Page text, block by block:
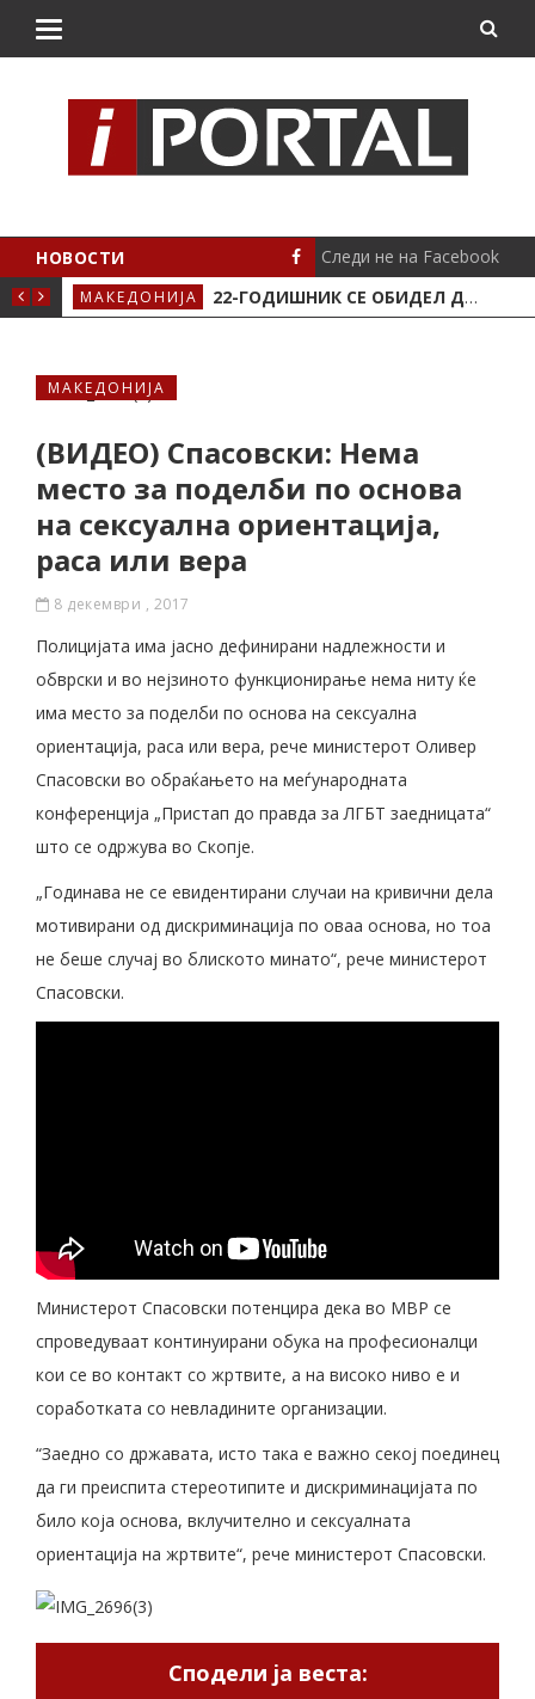
НОВОСТИ
КРИВА ПАЛАНКА
МАКЕДОНИЈА 22-ГОДИШНИК СЕ ОБИДЕЛ ДА НАПАДНЕ ВРАБОТЕНО ЛИЦЕ ВО „СОЦИЈАЛНОТО“ ВО КРИВА ПАЛАНКА
Следи не на Facebook
МАКЕДОНИЈА
(ВИДЕО) Спасовски: Нема
место за поделби по основа
на сексуална ориентација,
раса или вера
8 декември , 2017
Полицијата има јасно дефинирани надлежности и
обврски и во нејзиното функционирање нема ниту ќе
има место за поделби по основа на сексуална
ориентација, раса или вера, рече министерот Оливер
Спасовски во обраќањето на меѓународната
конференција „Пристап до правда за ЛГБТ заедницата“
што се одржува во Скопје.
„Годинава не се евидентирани случаи на кривични дела
мотивирани од дискриминација по оваа основа, но тоа
не беше случај во блиското минато“, рече министерот
Спасовски.
Министерот Спасовски потенцира дека во МВР се
спроведуваат континуирани обука на професионалци
кои се во контакт со жртвите, а на високо ниво е и
соработката со невладините организации.
“Заедно со државата, исто така е важно секој поединец
да ги преиспита стереотипите и дискриминацијата по
било која основа, вклучително и сексуалната
ориентација на жртвите“, рече министерот Спасовски.
Сподели ја веста: